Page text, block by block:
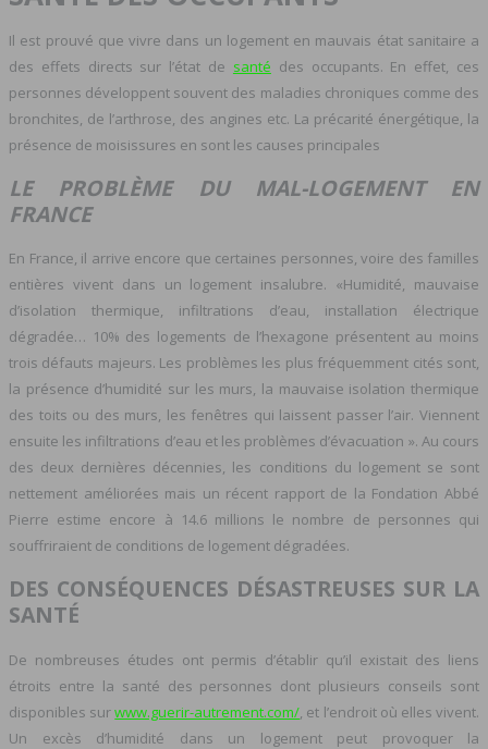
Il est prouvé que vivre dans un logement en mauvais état sanitaire a
des effets directs sur l’état de santé des occupants. En effet, ces
personnes développent souvent des maladies chroniques comme des
bronchites, de l’arthrose, des angines etc. La précarité énergétique, la
présence de moisissures en sont les causes principales
LE PROBLÈME DU MAL-LOGEMENT EN
FRANCE
En France, il arrive encore que certaines personnes, voire des familles
entières vivent dans un logement insalubre. «Humidité, mauvaise
d’isolation thermique, infiltrations d’eau, installation électrique
dégradée… 10% des logements de l’hexagone présentent au moins
trois défauts majeurs. Les problèmes les plus fréquemment cités sont,
la présence d’humidité sur les murs, la mauvaise isolation thermique
des toits ou des murs, les fenêtres qui laissent passer l’air. Viennent
ensuite les infiltrations d’eau et les problèmes d’évacuation ». Au cours
des deux dernières décennies, les conditions du logement se sont
nettement améliorées mais un récent rapport de la Fondation Abbé
Pierre estime encore à 14.6 millions le nombre de personnes qui
souffriraient de conditions de logement dégradées.
DES CONSÉQUENCES DÉSASTREUSES SUR LA
SANTÉ
De nombreuses études ont permis d’établir qu’il existait des liens
étroits entre la santé des personnes dont plusieurs conseils sont
disponibles surwww.guerir-autrement.com/ , et l’endroit où elles vivent.
Un excès d’humidité dans un logement peut provoquer la